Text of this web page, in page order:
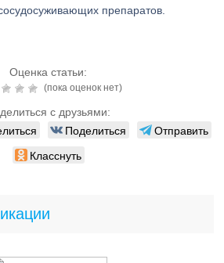
препаратов.
Оценка статьи:
(пока оценок нет)
с друзьями:
Поделиться
Отправить
Класснуть